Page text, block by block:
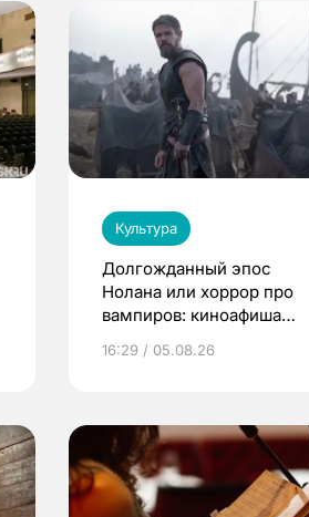
Культура
Долгожданный эпос
Нолана или хоррор про
вампиров: киноафиша
16:29 / 05.08.26